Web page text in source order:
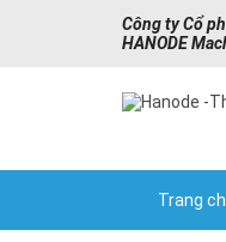
Công ty Cổ
HANODE
Trang